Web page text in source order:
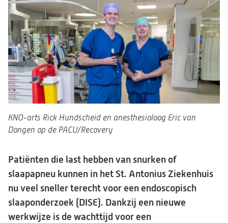
KNO-arts Rick Hundscheid en anesthesioloog Eric van
Dongen op de PACU/Recovery
Patiënten die last hebben van snurken of
slaapapneu kunnen in het St. Antonius Ziekenhuis
nu veel sneller terecht voor een endoscopisch
slaaponderzoek (DISE). Dankzij een nieuwe
werkwijze is de wachttijd voor een